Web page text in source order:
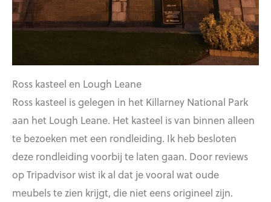
Ross kasteel en Lough Leane
Ross kasteel is gelegen in het Killarney National Park
aan het Lough Leane. Het kasteel is van binnen alleen
te bezoeken met een rondleiding. Ik heb besloten
deze rondleiding voorbij te laten gaan. Door reviews
op Tripadvisor wist ik al dat je vooral wat oude
meubels te zien krijgt, die niet eens origineel zijn.